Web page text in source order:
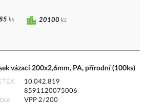
20100 ks
ks
vázací 200x2,6mm, PA, přírodní (100ks)
10.042.819
8591120075006
VPP 2/200